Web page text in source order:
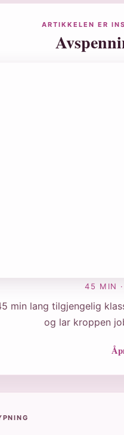
ARTIKKELEN ER
45 MIN
min lang tilgjengelig
og lar kroppen